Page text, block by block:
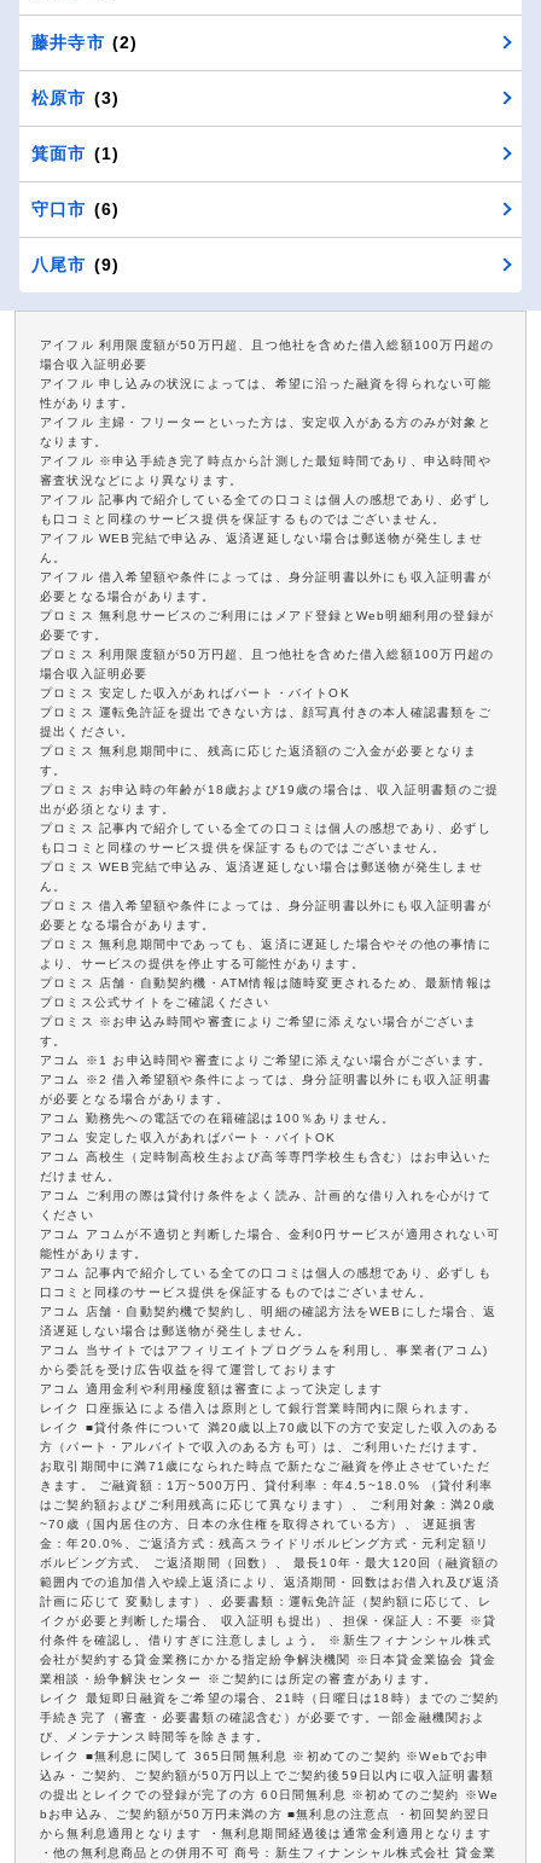
藤井寺市 (2)
松原市 (3)
箕面市 (1)
守口市 (6)
八尾市 (9)
アイフル 利用限度額が50万円超、且つ他社を含めた借入総額100万円超の
場合収入証明必要
アイフル 申し込みの状況によっては、希望に沿った融資を得られない可能
性があります。
アイフル 主婦・フリーターといった方は、安定収入がある方のみが対象と
なります。
アイフル ※申込手続き完了時点から計測した最短時間であり、申込時間や
審査状況などにより異なります。
アイフル 記事内で紹介している全ての口コミは個人の感想であり、必ずし
も口コミと同様のサービス提供を保証するものではございません。
アイフル WEB完結で申込み、返済遅延しない場合は郵送物が発生しませ
ん。
アイフル 借入希望額や条件によっては、身分証明書以外にも収入証明書が
必要となる場合があります。
プロミス 無利息サービスのご利用にはメアド登録とWeb明細利用の登録が
必要です。
プロミス 利用限度額が50万円超、且つ他社を含めた借入総額100万円超の
場合収入証明必要
プロミス 安定した収入があればパート・バイトOK
プロミス 運転免許証を提出できない方は、顔写真付きの本人確認書類をご
提出ください。
プロミス 無利息期間中に、残高に応じた返済額のご入金が必要となりま
す。
プロミス お申込時の年齢が18歳および19歳の場合は、収入証明書類のご提
出が必須となります。
プロミス 記事内で紹介している全ての口コミは個人の感想であり、必ずし
も口コミと同様のサービス提供を保証するものではございません。
プロミス WEB完結で申込み、返済遅延しない場合は郵送物が発生しませ
ん。
プロミス 借入希望額や条件によっては、身分証明書以外にも収入証明書が
必要となる場合があります。
プロミス 無利息期間中であっても、返済に遅延した場合やその他の事情に
より、サービスの提供を停止する可能性があります。
プロミス 店舗・自動契約機・ATM情報は随時変更されるため、最新情報は
プロミス公式サイトをご確認ください
プロミス ※お申込み時間や審査によりご希望に添えない場合がございま
す。
アコム ※1 お申込時間や審査によりご希望に添えない場合がございます。
アコム ※2 借入希望額や条件によっては、身分証明書以外にも収入証明書
が必要となる場合があります。
アコム 勤務先への電話での在籍確認は100％ありません。
アコム 安定した収入があればパート・バイトOK
アコム 高校生（定時制高校生および高等専門学校生も含む）はお申込いた
だけません。
アコム ご利用の際は貸付け条件をよく読み、計画的な借り入れを心がけて
ください
アコム アコムが不適切と判断した場合、金利0円サービスが適用されない可
能性があります。
アコム 記事内で紹介している全ての口コミは個人の感想であり、必ずしも
口コミと同様のサービス提供を保証するものではございません。
アコム 店舗・自動契約機で契約し、明細の確認方法をWEBにした場合、返
済遅延しない場合は郵送物が発生しません。
アコム 当サイトではアフィリエイトプログラムを利用し、事業者(アコム)
から委託を受け広告収益を得て運営しております
アコム 適用金利や利用極度額は審査によって決定します
レイク 口座振込による借入は原則として銀行営業時間内に限られます。
レイク ■貸付条件について 満20歳以上70歳以下の方で安定した収入のある
方（パート・アルバイトで収入のある方も可）は、ご利用いただけます。
お取引期間中に満71歳になられた時点で新たなご融資を停止させていただ
きます。 ご融資額：1万~500万円、貸付利率：年4.5~18.0% （貸付利率
はご契約額およびご利用残高に応じて異なります）、 ご利用対象：満20歳
~70歳（国内居住の方、日本の永住権を取得されている方）、 遅延損害
金：年20.0%、ご返済方式：残高スライドリボルビング方式・元利定額リ
ボルビング方式、 ご返済期間（回数）、 最長10年・最大120回（融資額の
範囲内での追加借入や繰上返済により、返済期間・回数はお借入れ及び返済
計画に応じて 変動します）、必要書類：運転免許証（契約額に応じて、レ
イクが必要と判断した場合、 収入証明も提出）、担保・保証人：不要 ※貸
付条件を確認し、借りすぎに注意しましょう。 ※新生フィナンシャル株式
会社が契約する貸金業務にかかる指定紛争解決機関 ※日本貸金業協会 貸金
業相談・紛争解決センター ※ご契約には所定の審査があります。
レイク 最短即日融資をご希望の場合、21時（日曜日は18時）までのご契約
手続き完了（審査・必要書類の確認含む）が必要です。一部金融機関およ
び、メンテナンス時間等を除きます。
レイク ■無利息に関して 365日間無利息 ※初めてのご契約 ※Webでお申
込み・ご契約、ご契約額が50万円以上でご契約後59日以内に収入証明書類
の提出とレイクでの登録が完了の方 60日間無利息 ※初めてのご契約 ※We
bお申込み、ご契約額が50万円未満の方 ■無利息の注意点 ・初回契約翌日
から無利息適用となります ・無利息期間経過後は通常金利適用となります
・他の無利息商品との併用不可 商号：新生フィナンシャル株式会社 貸金業